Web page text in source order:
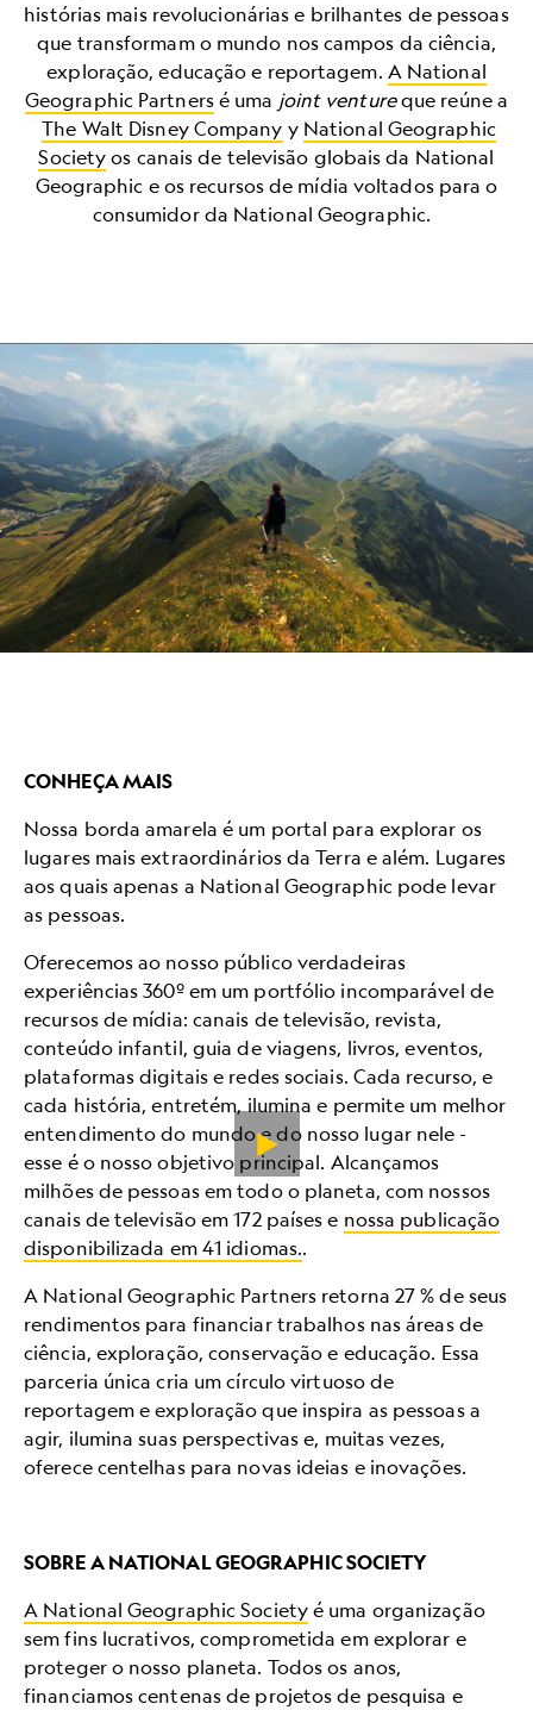
histórias mais revolucionárias e brilhantes de pessoas
que transformam o mundo nos campos da ciência,
exploração, educação e reportagem. A National
Geographic Partnersé uma joint ventureque reúne a
The Walt Disney Company y National Geographic
Societyos canais de televisão globais da National
Geographic e os recursos de mídia voltados para o
consumidor da National Geographic.
CONHEÇA MAIS
Nossa borda amarela é um portal para explorar os
lugares mais extraordinários da Terra e além. Lugares
aos quais apenas a National Geographic pode levar
as pessoas.
Oferecemos ao nosso público verdadeiras
experiências 360º em um portfólio incomparável de
recursos de mídia: canais de televisão, revista,
conteúdo infantil, guia de viagens, livros, eventos,
plataformas digitais e redes sociais. Cada recurso, e
cada história, entretém, ilumina e permite um melhor
entendimento do mundo e do nosso lugar nele -
esse é o nosso objetivo principal. Alcançamos
milhões de pessoas em todo o planeta, com nossos
canais de televisão em 172 países e nossa publicação
disponibilizada em 41 idiomas..
A National Geographic Partners retorna 27 % de seus
rendimentos para financiar trabalhos nas áreas de
ciência, exploração, conservação e educação. Essa
parceria única cria um círculo virtuoso de
reportagem e exploração que inspira as pessoas a
agir, ilumina suas perspectivas e, muitas vezes,
oferece centelhas para novas ideias e inovações.
SOBRE A NATIONAL GEOGRAPHIC SOCIETY
A National Geographic Societyé uma organização
sem fins lucrativos, comprometida em explorar e
proteger o nosso planeta. Todos os anos,
financiamos centenas de projetos de pesquisa e